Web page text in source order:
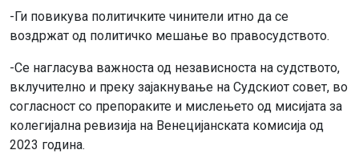
-Ги повикува политичките чинители итно да се
воздржат од политичко мешање во правосудството.
-Се нагласува важноста од независноста на судството,
вклучително и преку зајакнување на Судскиот совет, во
согласност со препораките и мислењето од мисијата за
колегијална ревизија на Венецијанската комисија од
2023 година.